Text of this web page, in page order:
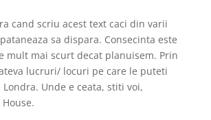
cand scriu acest text caci din varii
sa dispara. Consecinta este
mult mai scurt decat planuisem. Prin
lucruri/ locuri pe care le puteti
Unde e ceata, stiti voi,